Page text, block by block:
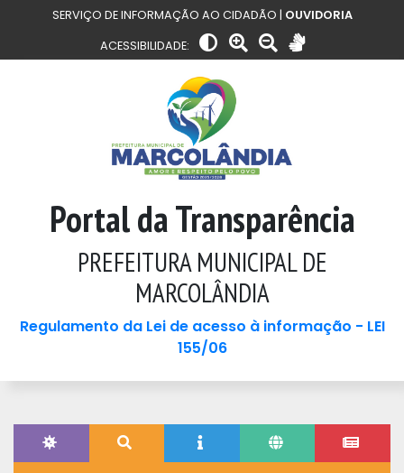
SERVIÇO DE INFORMAÇÃO AO CIDADÃO | OUVIDORIA
ACESSIBILIDADE:
Portal da Transparência
PREFEITURA MUNICIPAL DE
MARCOLÂNDIA
Regulamento da Lei de acesso à informação - LEI
155/06